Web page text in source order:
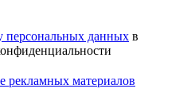
персональных данных в
рекламных материалов